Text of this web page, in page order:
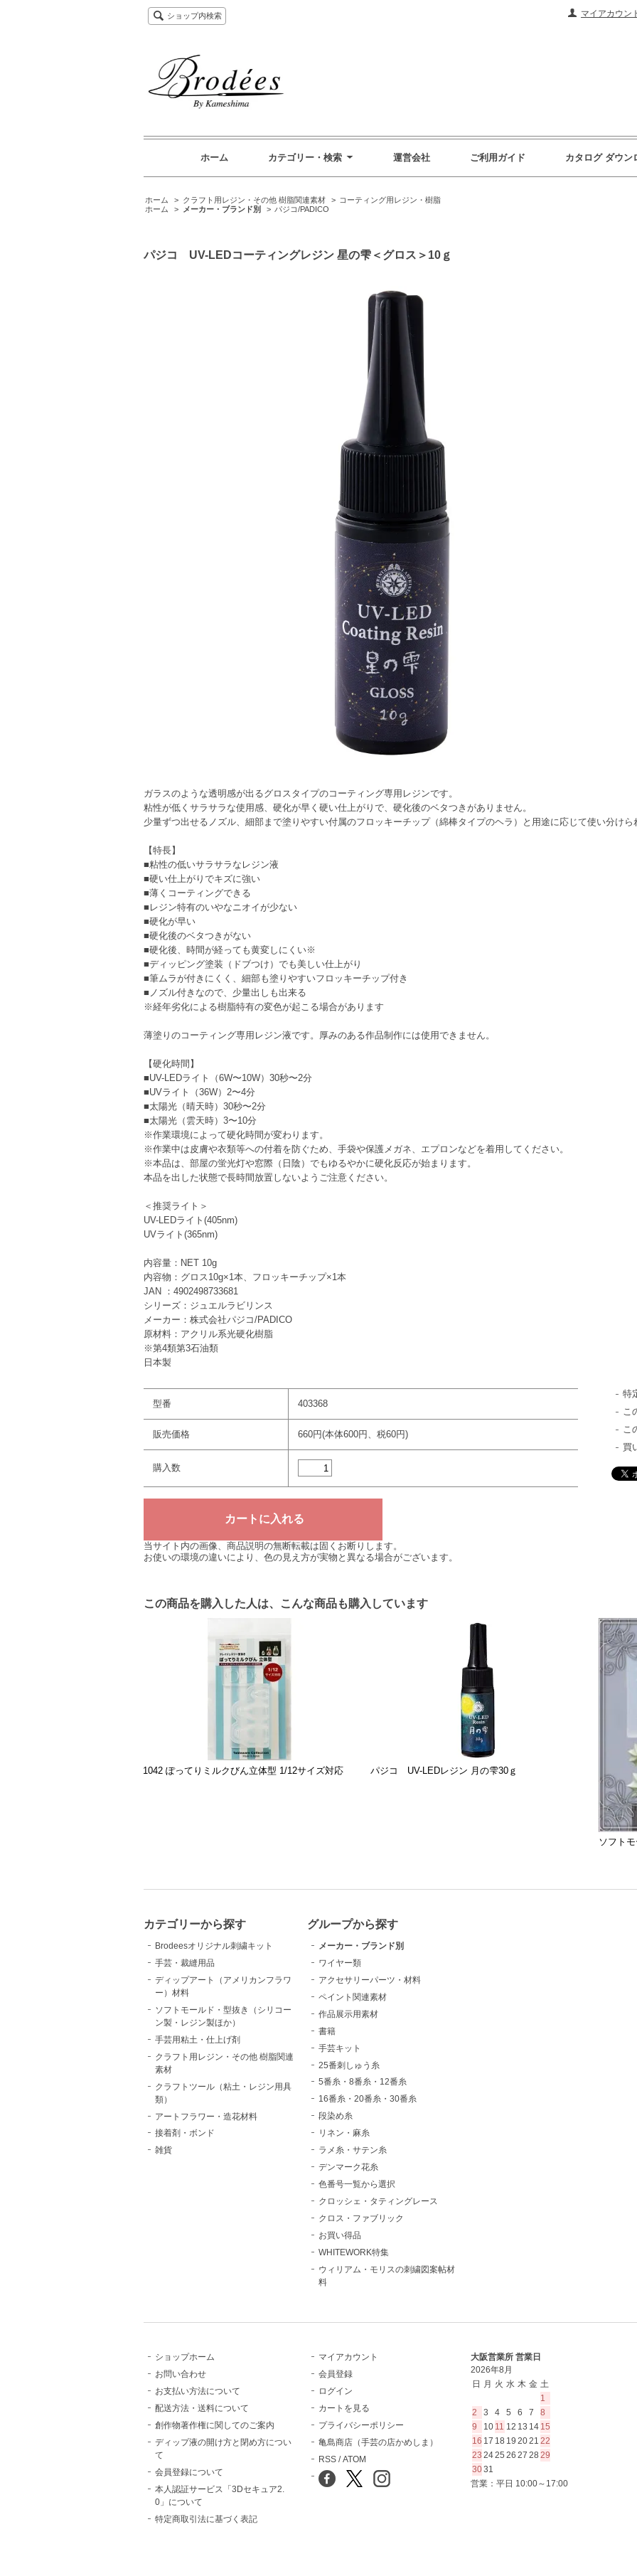
マイアカウン
ショップ内検索
ホーム カテゴリー・検索 運営会社 ご利用ガイド カタログ ダウン
ホーム > クラフト用レジン・その他 樹脂関連素材 > コーティング用レジン・樹脂
ホーム
> メーカー・ブランド別 > パジコ/PADICO
パジコ UV-LEDコーティングレジン 星の雫＜グロス＞10ｇ
ガラスのような透明感が出るグロスタイプのコーティング専用レジンです。
粘性が低くサラサラな使用感、硬化が早く硬い仕上がりで、硬化後のベタつきがありません。
少量ずつ出せるノズル、細部まで塗りやすい付属のフロッキーチップ（綿棒タイプのヘラ）と用途に応じて使い分けら
【特長】
■粘性の低いサラサラなレジン液
■硬い仕上がりでキズに強い
■薄くコーティングできる
■レジン特有のいやなニオイが少ない
■硬化が早い
■硬化後のベタつきがない
■硬化後、時間が経っても黄変しにくい※
■ディッピング塗装（ドブつけ）でも美しい仕上がり
■筆ムラが付きにくく、細部も塗りやすいフロッキーチップ付き
■ノズル付きなので、少量出しも出来る
※経年劣化による樹脂特有の変色が起こる場合があります
薄塗りのコーティング専用レジン液です。厚みのある作品制作には使用できません。
【硬化時間】
■UV-LEDライト（6W〜10W）30秒〜2分
■UVライト（36W）2〜4分
■太陽光（晴天時）30秒〜2分
■太陽光（雲天時）3〜10分
※作業環境によって硬化時間が変わります。
※作業中は皮膚や衣類等への付着を防ぐため、手袋や保護メガネ、エプロンなどを着用してください。
※本品は、部屋の蛍光灯や窓際（日陰）でもゆるやかに硬化反応が始まります。
本品を出した状態で長時間放置しないようご注意ください。
＜推奨ライト＞
UV-LEDライト(405nm)
UVライト(365nm)
内容量：NET 10g
内容物：グロス10g×1本、フロッキーチップ×1本
JAN ：4902498733681
シリーズ：ジュエルラビリンス
メーカー：株式会社パジコ/PADICO
原材料：アクリル系光硬化樹脂
※第4類第3石油類
日本製
型番 403368
販売価格 660円(本体600円、税60円)
購入数
当サイト内の画像、商品説明の無断転載は固くお断りします。
お使いの環境の違いにより、色の見え方が実物と異なる場合がございます。
特
こ
こ
買
この商品を購入した人は、こんな商品も購入しています
1042 ぽってりミルクびん立体型 1/12サイズ対応 パジコ UV-LEDレジン 月の雫30ｇ
ソフト
カテゴリーから探す
Brodeesオリジナル刺繍キット
手芸・裁縫用品
ディップアート（アメリカンフラワ
ー）材料
ソフトモールド・型抜き（シリコー
ン製・レジン製ほか）
手芸用粘土・仕上げ剤
クラフト用レジン・その他 樹脂関連
素材
クラフトツール（粘土・レジン用具
類）
アートフラワー・造花材料
接着剤・ボンド
雑貨
グループから探す
メーカー・ブランド別
ワイヤー類
アクセサリーパーツ・材料
ペイント関連素材
作品展示用素材
書籍
手芸キット
25番刺しゅう糸
5番糸・8番糸・12番糸
16番糸・20番糸・30番糸
段染め糸
リネン・麻糸
ラメ糸・サテン糸
デンマーク花糸
色番号一覧から選択
クロッシェ・タティングレース
クロス・ファブリック
お買い得品
WHITEWORK特集
ウィリアム・モリスの刺繍図案帖材
料
ショップホーム
お問い合わせ
お支払い方法について
配送方法・送料について
創作物著作権に関してのご案内
ディップ液の開け方と閉め方につい
て
会員登録について
本人認証サービス「3Dセキュア2.
0」について
特定商取引法に基づく表記
マイアカウント
会員登録
ログイン
カートを見る
プライバシーポリシー
亀島商店（手芸の店かめしま）
RSS /ATOM
大阪営業所 営業日
2026年8月
日
月 火 水 木 金 土
1
2
3 4 5 6 7
8
9
10 11 12 13 14 15
16 17 18 19 2021 22
23 2425 26 27 28 29
3031
営業：平日 10:00～17:00